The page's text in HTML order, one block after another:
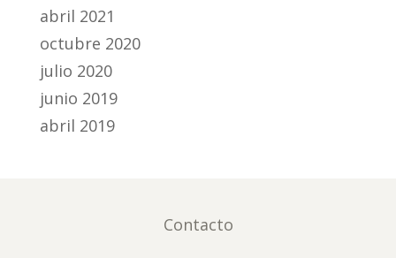
abril 2021
octubre 2020
julio 2020
junio 2019
abril 2019
Contacto